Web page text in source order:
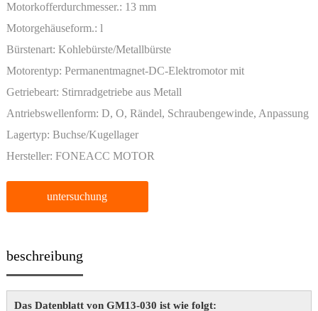
Motorkofferdurchmesser.: 13 mm
Motorgehäuseform.: l
Bürstenart: Kohlebürste/Metallbürste
Motorentyp: Permanentmagnet-DC-Elektromotor mit
Miniaturgetriebe
Getriebeart: Stirnradgetriebe aus Metall
Antriebswellenform: D, O, Rändel, Schraubengewinde, Anpassung
Lagertyp: Buchse/Kugellager
Hersteller: FONEACC MOTOR
untersuchung
beschreibung
Das Datenblatt von GM13-030 ist wie folgt: